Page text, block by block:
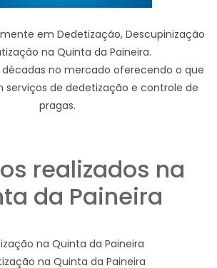
em Dedetização, Descupinização
na Quinta da Paineira.
no mercado oferecendo o que
serviços de dedetização e controle de
pragas.
realizados na
da Paineira
na Quinta da Paineira
na Quinta da Paineira